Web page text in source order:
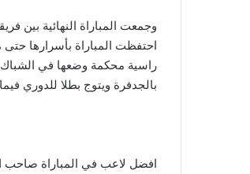
وجمعت المباراة النهائية بين
احتفظت المباراة بأسرارها
راسية محكمة وضعها في الشباك،
بالجدفرة ويتوج بطلا للدوري
افضل لاعب في المباراة صاحب